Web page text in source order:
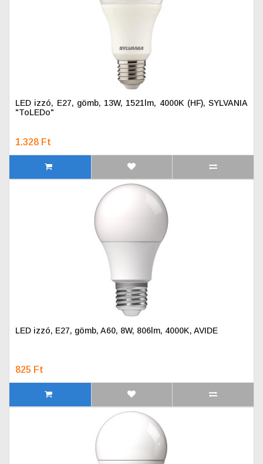
LED izzó, E27, gömb, 13W, 1521lm, 4000K (HF), SYLVANIA
"ToLEDo"
1.328 Ft
LED izzó, E27, gömb, A60, 8W, 806lm, 4000K, AVIDE
825 Ft